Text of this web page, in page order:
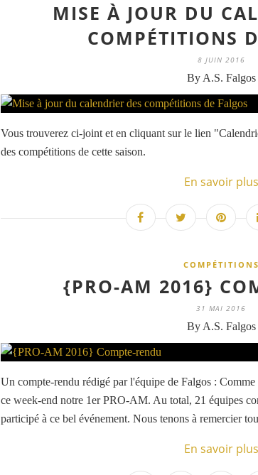
MISE À JOUR DU
COMPÉTITIONS
8 JUIN 2016
By A.S. Falgos
Vous trouverez ci-joint et en cliquant sur le lien
des compétitions de cette saison.
En savoir plus
COMPÉTITIONS
{PRO-AM 2016}
31 MAI 2016
By A.S. Falgos
Un compte-rendu rédigé par l'équipe de Falgos :
ce week-end notre 1er PRO-AM. Au total, 21 équipes
participé à ce bel événement. Nous tenons à remercier
En savoir plus